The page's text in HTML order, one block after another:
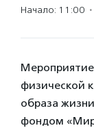
Начало: 11:00 ·
физической
образа
фондом